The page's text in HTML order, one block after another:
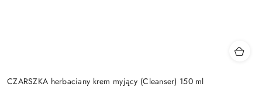
CZARSZKA herbaciany krem myjący (Cleanser) 150 ml